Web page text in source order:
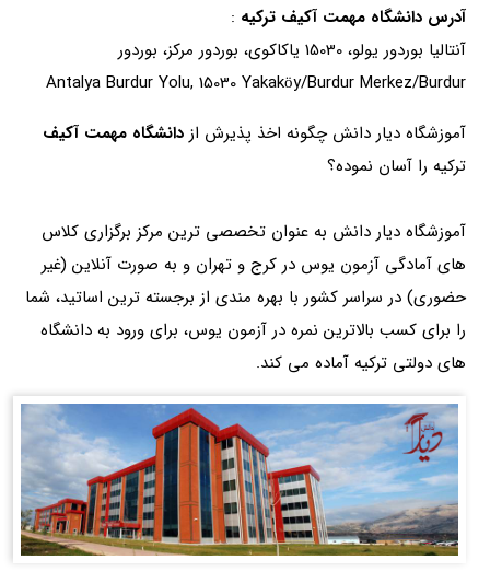
آدرس دانشگاه مهمت آکیف ترکیه :
آنتالیا بوردور یولو، 15030 یاکاکوی، بوردور مرکز، بوردور
Antalya Burdur Yolu, 15030 Yakaköy/Burdur Merkez/Burdur
آموزشگاه دیار دانش چگونه اخذ پذیرش از دانشگاه مهمت آکیف
ترکیه را آسان نموده؟
آموزشگاه دیار دانش به عنوان تخصصی ترین مرکز برگزاری کلاس
های آمادگی آزمون یوس در کرج و تهران و به صورت آنلاین (غیر
حضوری) در سراسر کشور با بهره مندی از برجسته ترین اساتید، شما
را برای کسب بالاترین نمره در آزمون یوس، برای ورود به دانشگاه
های دولتی ترکیه آماده می کند.